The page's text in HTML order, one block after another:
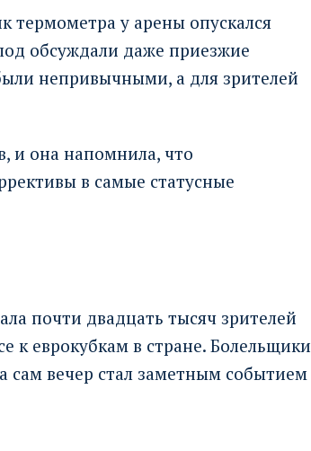
термометра у арены опускался
обсуждали даже приезжие
непривычными, а для зрителей
и она напомнила, что
в самые статусные
почти двадцать тысяч зрителей
к еврокубкам в стране. Болельщики
вечер стал заметным событием